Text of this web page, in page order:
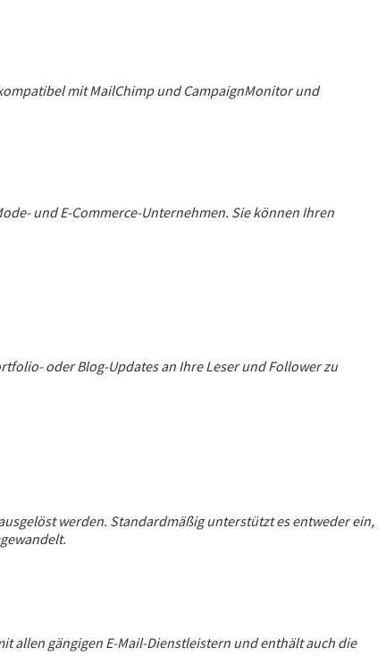
mit MailChimp und CampaignMonitor und
und E-Commerce-Unternehmen. Sie können Ihren
oder Blog-Updates an Ihre Leser und Follower zu
werden. Standardmäßig unterstützt es entweder ein,
allen gängigen E-Mail-Dienstleistern und enthält auch die